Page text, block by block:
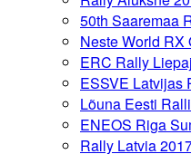
50th Saaremaa
Neste World RX
ERC Rally
ESSVE Latvijas
Lõuna Eesti
ENEOS Riga
Rally Latvia